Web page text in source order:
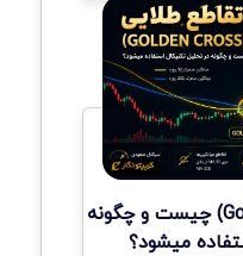
تقاطع طلایی (Golden Cross) چیست و چگونه
میشود؟